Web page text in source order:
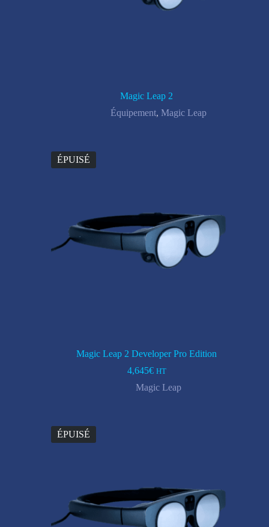
Magic Leap 2
Équipement, Magic Leap
ÉPUISÉ
Magic Leap 2 Developer Pro Edition
4,645€ HT
Magic Leap
ÉPUISÉ